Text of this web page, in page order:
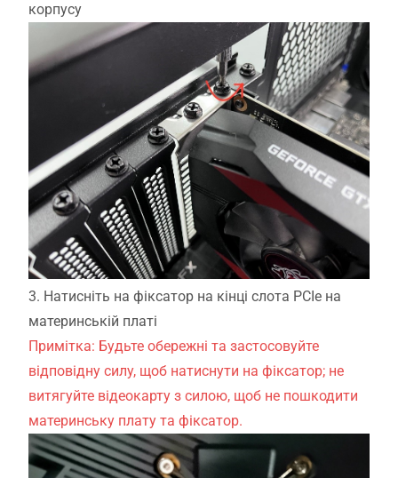
корпусу
3. Натисніть на фіксатор на кінці слота PCIe на
материнській платі
Примітка: Будьте обережні та застосовуйте
відповідну силу, щоб натиснути на фіксатор; не
витягуйте відеокарту з силою, щоб не пошкодити
материнську плату та фіксатор.